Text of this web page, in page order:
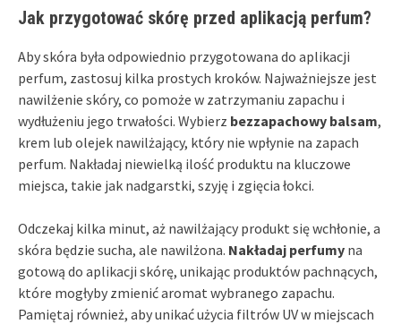
Jak przygotować skórę przed aplikacją perfum?
Aby skóra była odpowiednio przygotowana do aplikacji
perfum, zastosuj kilka prostych kroków. Najważniejsze jest
nawilżenie skóry, co pomoże w zatrzymaniu zapachu i
wydłużeniu jego trwałości. Wybierz bezzapachowy balsam,
krem lub olejek nawilżający, który nie wpłynie na zapach
perfum. Nakładaj niewielką ilość produktu na kluczowe
miejsca, takie jak nadgarstki, szyję i zgięcia łokci.
Odczekaj kilka minut, aż nawilżający produkt się wchłonie, a
skóra będzie sucha, ale nawilżona. Nakładaj perfumy na
gotową do aplikacji skórę, unikając produktów pachnących,
które mogłyby zmienić aromat wybranego zapachu.
Pamiętaj również, aby unikać użycia filtrów UV w miejscach